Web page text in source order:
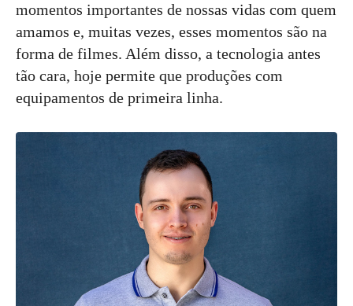
momentos importantes de nossas vidas com quem
amamos e, muitas vezes, esses momentos são na
forma de filmes. Além disso, a tecnologia antes
tão cara, hoje permite que produções com
equipamentos de primeira linha.